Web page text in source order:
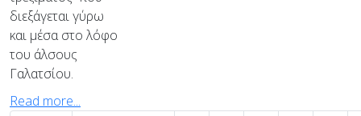
διεξάγεται γύρω
και μέσα στο λόφο
του άλσους
Γαλατσίου.
Read more...